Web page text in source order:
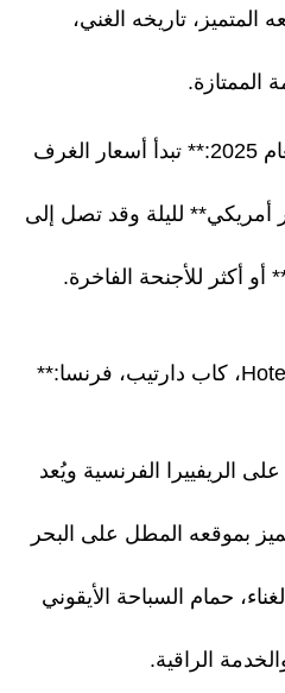
المتميز، تاريخه الغني،
الممتازة.
* **تقدير الأسعار لعام 2025:** تبدأ أسعار الغرف
**1,000 دولار أمريكي** لليلة وقد تصل إلى
الريفييرا الفرنسية ويُعد
بموقعه المطل على البحر
حمام السباحة الأيقوني
الراقية.